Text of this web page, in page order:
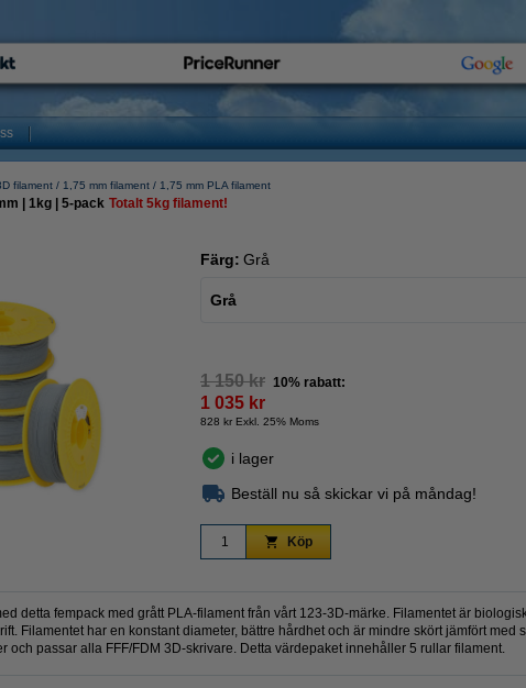
filament 1,75 mm filament 1,75 mm PLA filament
| 1kg | 5-pack Totalt 5kg filament!
Färg: Grå
Grå
1 150 kr 10% rabatt:
1 035 kr
828 kr Exkl. 25% Moms
i lager
Beställ nu så skickar vi på måndag!
Köp
detta fempack med grått PLA-filament från vårt 123-3D-märke. Filamentet är
Filamentet har en konstant diameter, bättre hårdhet och är mindre skört jämfört med
och passar alla FFF/FDM 3D-skrivare. Detta värdepaket innehåller 5 rullar filament.